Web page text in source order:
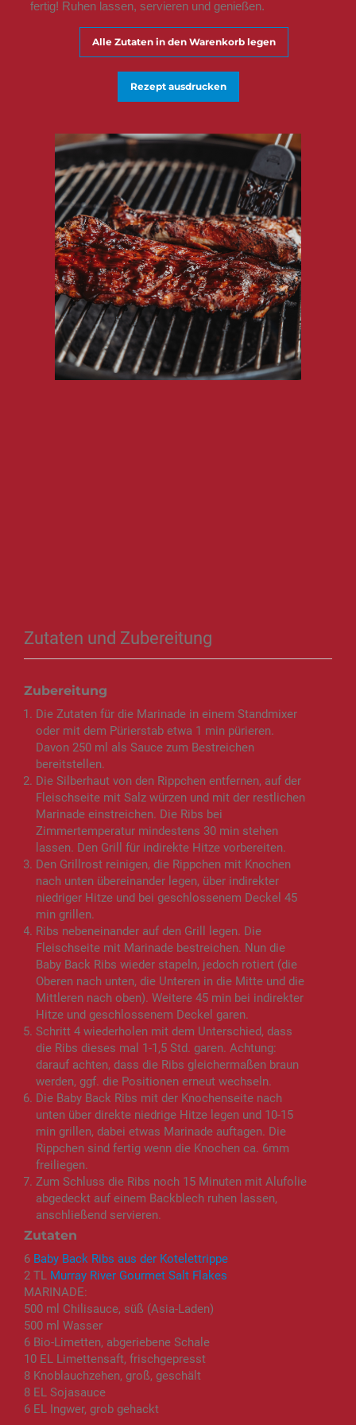
fertig! Ruhen lassen, servieren und genießen.
Alle Zutaten in den Warenkorb legen
Rezept ausdrucken
Zutaten und Zubereitung
Zutaten
6 Baby Back Ribs aus der Kotelettrippe
2 TL Murray River Gourmet Salt Flakes
MARINADE:
500 ml Chilisauce, süß (Asia-Laden)
500 ml Wasser
6 Bio-Limetten, abgeriebene Schale
10 EL Limettensaft, frischgepresst
8 Knoblauchzehen, groß, geschält
8 EL Sojasauce
6 EL Ingwer, grob gehackt
Zubereitung
Die Zutaten für die Marinade in einem Standmixer
oder mit dem Pürierstab etwa 1 min pürieren.
Davon 250 ml als Sauce zum Bestreichen
bereitstellen.
Die Silberhaut von den Rippchen entfernen, auf der
Fleischseite mit Salz würzen und mit der restlichen
Marinade einstreichen. Die Ribs bei
Zimmertemperatur mindestens 30 min stehen
lassen. Den Grill für indirekte Hitze vorbereiten.
Den Grillrost reinigen, die Rippchen mit Knochen
nach unten übereinander legen, über indirekter
niedriger Hitze und bei geschlossenem Deckel 45
min grillen.
Ribs nebeneinander auf den Grill legen. Die
Fleischseite mit Marinade bestreichen. Nun die
Baby Back Ribs wieder stapeln, jedoch rotiert (die
Oberen nach unten, die Unteren in die Mitte und die
Mittleren nach oben). Weitere 45 min bei indirekter
Hitze und geschlossenem Deckel garen.
Schritt 4 wiederholen mit dem Unterschied, dass
die Ribs dieses mal 1-1,5 Std. garen. Achtung:
darauf achten, dass die Ribs gleichermaßen braun
werden, ggf. die Positionen erneut wechseln.
Die Baby Back Ribs mit der Knochenseite nach
unten über direkte niedrige Hitze legen und 10-15
min grillen, dabei etwas Marinade auftagen. Die
Rippchen sind fertig wenn die Knochen ca. 6mm
freiliegen.
Zum Schluss die Ribs noch 15 Minuten mit Alufolie
abgedeckt auf einem Backblech ruhen lassen,
anschließend servieren.